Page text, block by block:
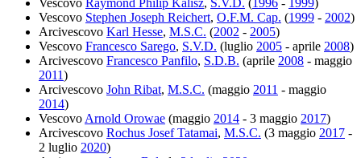
Vescovo Stephen Joseph Reichert, O.F.M. Cap. (1999 - 2002)
Arcivescovo Karl Hesse, M.S.C. (2002 - 2005)
Vescovo Francesco Sarego, S.V.D. (luglio 2005 - aprile 2008)
Arcivescovo Francesco Panfilo, S.D.B. (aprile 2008 - maggio
2011)
Arcivescovo John Ribat, M.S.C. (maggio 2011 - maggio
2014)
Vescovo Arnold Orowae (maggio 2014 - 3 maggio 2017)
Arcivescovo Rochus Josef Tatamai, M.S.C. (3 maggio 2017 -
2 luglio 2020)